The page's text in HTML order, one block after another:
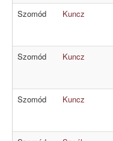
Szomód Kuncz
Szomód Kuncz
Szomód Kuncz